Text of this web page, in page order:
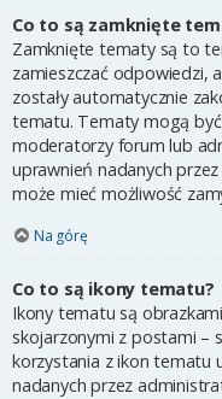
Co to są zamknięte
Zamknięte tematy są to
zamieszczać odpowiedzi,
zostały automatycznie
tematu. Tematy mogą
moderatorzy forum lub
uprawnień nadanych
może mieć możliwość
Na górę
Co to są ikony tematu?
Ikony tematu są
skojarzonymi z postami –
korzystania z ikon tematu
nadanych przez